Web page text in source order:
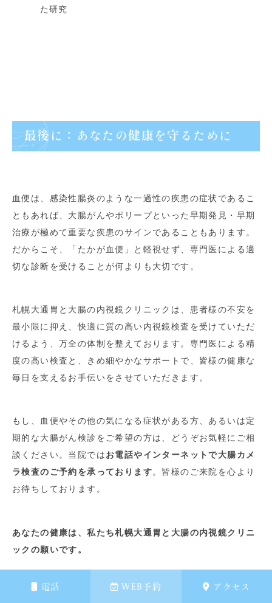
電話 WEB予約 アクセス
た研究
最後に：あなたの健康を守るために
血便は、感染性腸炎のような一過性の疾患の症状であるこ
ともあれば、大腸がんやポリープといった早期発見・早期
治療が極めて重要な疾患のサインであることもあります。
だからこそ、「たかが血便」と軽視せず、専門医による適
切な診断を受けることが何よりも大切です。
札幌大通胃と大腸の内視鏡クリニックは、患者様の不安を
最小限に抑え、快適に質の高い内視鏡検査を受けていただ
けるよう、万全の体制を整えております。専門医による精
度の高い検査と、きめ細やかなサポートで、皆様の健康な
毎日を支えるお手伝いをさせていただきます。
もし、血便やその他の気になる症状がある方、あるいは定
期的な大腸がん検診をご希望の方は、どうぞお気軽にご相
談ください。当院ではお電話やインターネットで大腸カメ
ラ検査のご予約を承っております。皆様のご来院を心より
お待ちしております。
あなたの健康は、私たち札幌大通胃と大腸の内視鏡クリニ
ックの願いです。